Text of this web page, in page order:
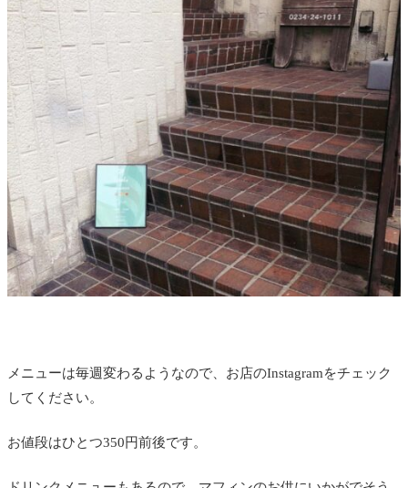
メニューは毎週変わるようなので、お店のInstagramをチェック
してください。
お値段はひとつ350円前後です。